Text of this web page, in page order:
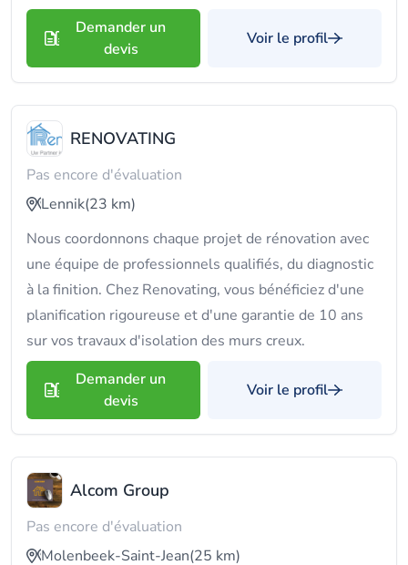
Demander un
devis
Voir le profil
RENOVATING
Pas encore d'évaluation
Lennik(23 km)
Nous coordonnons chaque projet de rénovation avec
une équipe de professionnels qualifiés, du diagnostic
à la finition. Chez Renovating, vous bénéficiez d'une
planification rigoureuse et d'une garantie de 10 ans
sur vos travaux d'isolation des murs creux.
Demander un
devis
Voir le profil
Alcom Group
Pas encore d'évaluation
Molenbeek-Saint-Jean(25 km)